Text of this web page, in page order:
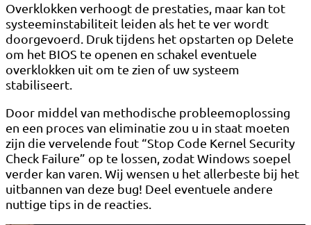
Overklokken verhoogt de prestaties, maar kan tot
systeeminstabiliteit leiden als het te ver wordt
doorgevoerd. Druk tijdens het opstarten op Delete
om het BIOS te openen en schakel eventuele
overklokken uit om te zien of uw systeem
stabiliseert.
Door middel van methodische probleemoplossing
en een proces van eliminatie zou u in staat moeten
zijn die vervelende fout “Stop Code Kernel Security
Check Failure” op te lossen, zodat Windows soepel
verder kan varen. Wij wensen u het allerbeste bij het
uitbannen van deze bug! Deel eventuele andere
nuttige tips in de reacties.